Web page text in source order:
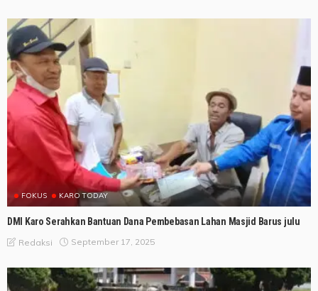
FOKUS KARO TODAY
DMI Karo Serahkan Bantuan Dana Pembebasan Lahan Masjid Barus julu
Redaksi September 17, 2025